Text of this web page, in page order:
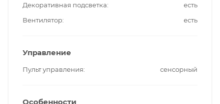
Декоративная подсветка
есть
Вентилятор
есть
Управление
Пульт управления сенсорный
Особенности